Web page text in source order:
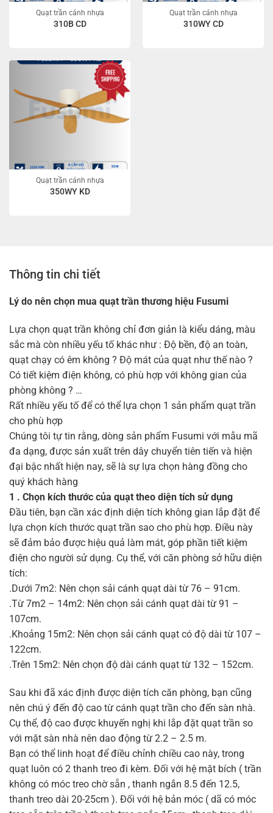
Quạt trần cánh nhựa
310B CD
Quạt trần cánh nhựa
310WY CD
Quạt trần cánh nhựa
350WY KD
Thông tin chi tiết
Lý do nên chọn mua quạt trần thương hiệu Fusumi
Lựa chọn quạt trần không chỉ đơn giản là kiểu dáng, màu
sắc mà còn nhiều yếu tố khác như : Độ bền, độ an toàn,
quạt chạy có êm không ? Độ mát của quạt như thế nào ?
Có tiết kiệm điện không, có phù hợp với không gian của
phòng không ? …
Rất nhiều yếu tố để có thể lựa chọn 1 sản phẩm quạt trần
cho phù hợp
Chúng tôi tự tin rằng, dòng sản phẩm Fusumi với mẫu mã
đa dạng, được sản xuất trên dây chuyển tiên tiến và hiện
đại bậc nhất hiện nay, sẽ là sự lựa chọn hàng đồng cho
quý khách hàng
1 . Chọn kích thước của quạt theo diện tích sử dụng
Đầu tiên, bạn cần xác định diện tích không gian lắp đặt để
lựa chọn kích thước quạt trần sao cho phù hợp. Điều này
sẽ đảm bảo được hiệu quả làm mát, góp phần tiết kiệm
điện cho người sử dụng. Cụ thể, với căn phòng sở hữu diện
tích:
.Dưới 7m2: Nên chọn sải cánh quạt dài từ 76 – 91cm.
.Từ 7m2 – 14m2: Nên chọn sải cánh quạt dài từ 91 –
107cm.
.Khoảng 15m2: Nên chọn sải cánh quạt có độ dài từ 107 –
122cm.
.Trên 15m2: Nên chọn độ dài cánh quạt từ 132 – 152cm.
Sau khi đã xác định được diện tích căn phòng, bạn cũng
nên chú ý đến độ cao từ cánh quạt trần cho đến sàn nhà.
Cụ thể, độ cao được khuyến nghị khi lắp đặt quạt trần so
với mặt sàn nhà nên dao động từ 2.2 – 2.5 m.
Bạn có thể linh hoạt để điều chỉnh chiều cao này, trong
quạt luôn có 2 thanh treo đi kèm. Đối với hệ mặt bích ( trần
không có móc treo chờ sẵn , thanh ngắn 8.5 đến 12.5,
thanh treo dài 20-25cm ). Đối với hệ bản móc ( dã có móc